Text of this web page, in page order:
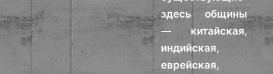
здесь общины
— китайская,
индийская,
еврейская,